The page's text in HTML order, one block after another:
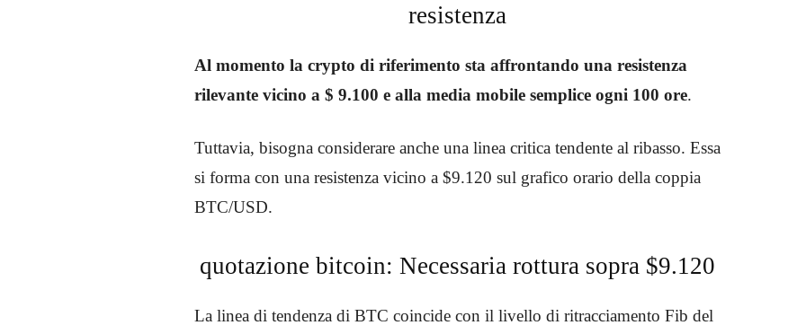
resistenza
Al momento la crypto di riferimento sta affrontando una resistenza
rilevante vicino a $ 9.100 e alla media mobile semplice ogni 100 ore.
Tuttavia, bisogna considerare anche una linea critica tendente al ribasso. Essa
si forma con una resistenza vicino a $9.120 sul grafico orario della coppia
BTC/USD.
quotazione bitcoin: Necessaria rottura sopra $9.120
La linea di tendenza di BTC coincide con il livello di ritracciamento Fib del